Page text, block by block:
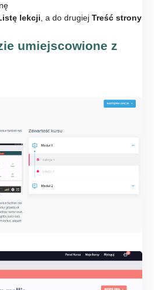
lekcji , a do drugiej Treść strony
umiejscowione z